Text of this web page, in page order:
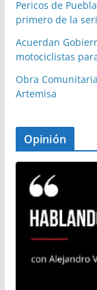
Pericos de
primero de la
Acuerdan
motociclistas
Obra
Artemisa
Opinión